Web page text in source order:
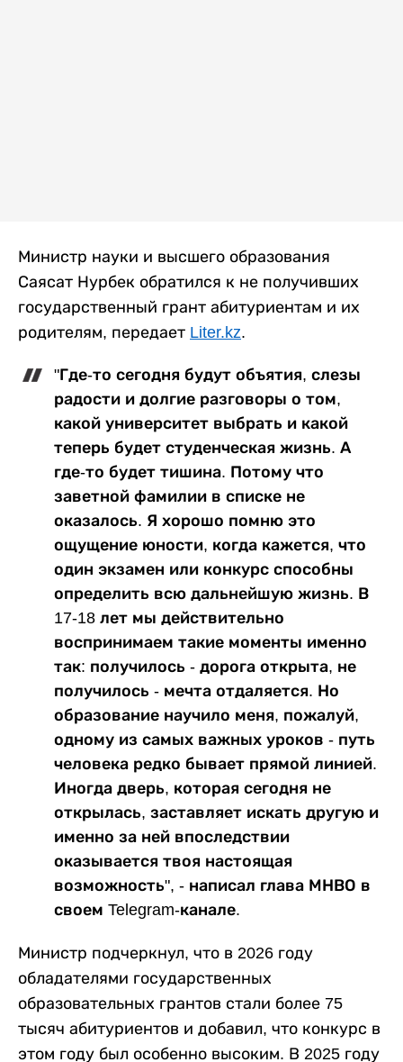
Министр науки и высшего образования
Саясат Нурбек обратился к не получивших
государственный грант абитуриентам и их
родителям, передает Liter.kz.
"Где-то сегодня будут объятия, слезы
радости и долгие разговоры о том,
какой университет выбрать и какой
теперь будет студенческая жизнь. А
где-то будет тишина. Потому что
заветной фамилии в списке не
оказалось. Я хорошо помню это
ощущение юности, когда кажется, что
один экзамен или конкурс способны
определить всю дальнейшую жизнь. В
17-18 лет мы действительно
воспринимаем такие моменты именно
так: получилось - дорога открыта, не
получилось - мечта отдаляется. Но
образование научило меня, пожалуй,
одному из самых важных уроков - путь
человека редко бывает прямой линией.
Иногда дверь, которая сегодня не
открылась, заставляет искать другую и
именно за ней впоследствии
оказывается твоя настоящая
возможность", - написал глава МНВО в
своем Telegram-канале.
Министр подчеркнул, что в 2026 году
обладателями государственных
образовательных грантов стали более 75
тысяч абитуриентов и добавил, что конкурс в
этом году был особенно высоким. В 2025 году